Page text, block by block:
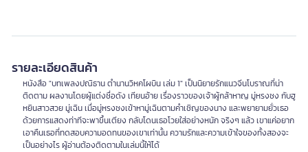
รายละเอียดสินค้า
หนังสือ "บทเพลงปณิธาน ตำนานวิหคโผบิน เล่ม 1" เป็นนิยายรักแนวจีนโบราณที่น่า
ติดตาม ผลงานโดยผู้แต่งชื่อดัง เทียนอ้าย เรื่องราวของเจ้าผู้กล้าหาญ มู่หรงชง กับฮู
หยินสาวสวย มู่เฉิน เมื่อมู่หรงชงเข้าหามู่เฉินตามคำเชิญของนาง และพยายามยั่วเธอ
ด้วยการแสดงท่าทีจะพาขึ้นเตียง กลับโดนเธอโวยใส่อย่างหนัก จริงๆ แล้ว เขาแค่อยาก
เอาคืนเธอที่ทดสอบความอดทนของเขาเท่านั้น ความรักและความเข้าใจของทั้งสองจะ
เป็นอย่างไร ผู้อ่านต้องติดตามในเล่มนี้ให้ได้